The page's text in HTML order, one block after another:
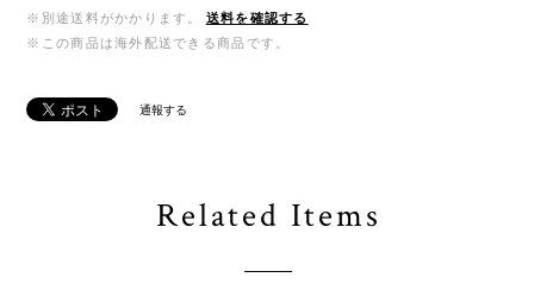
※別途送料がかかります。
送料を確認する
※この商品は海外配送できる商品です。
通報する
Related Items